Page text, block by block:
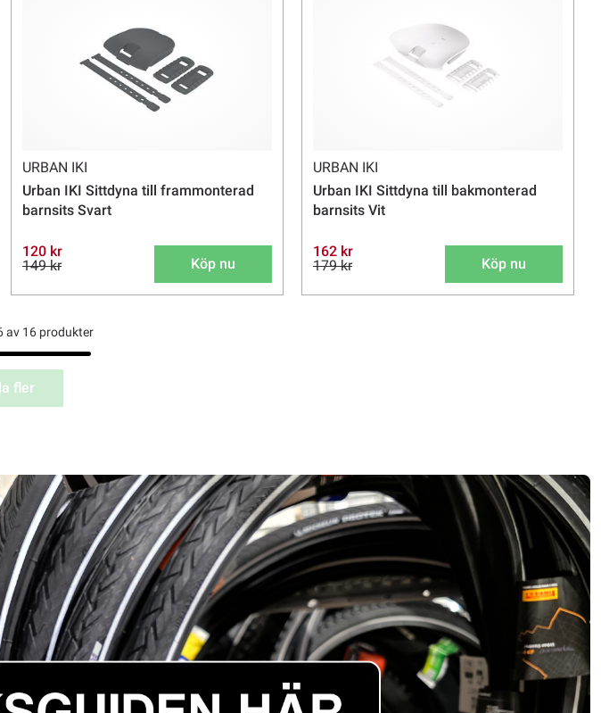
URBAN IKI
Urban IKI Sittdyna till frammonterad
barnsits Svart
120 kr
149 kr
Köp nu
URBAN IKI
Urban IKI Sittdyna till bakmonterad
barnsits Vit
162 kr
179 kr
Köp nu
av 16 produkter
fler